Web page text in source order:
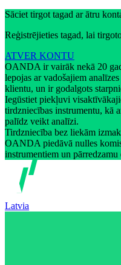
Sāciet tirgot tagad ar ātru
Reģistrējieties tagad, lai
ATVER KONTU
OANDA ir vairāk nekā 20
lepojas ar vadošajiem
klientu, un ir godalgots
Iegūstiet piekļuvi
tirdzniecības instrumentu, kā
palīdz veikt analīzi.
Tirdzniecība bez liekām
OANDA piedāvā nulles
instrumentiem un pārredzamu
Latvia